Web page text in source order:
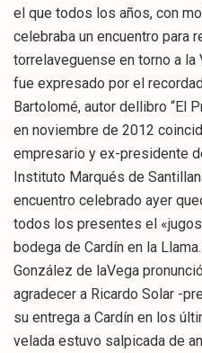
el que todos los años, con
celebraba un encuentro para
torrelaveguense en torno a la
fue expresado por el
Bartolomé, autor dellibro “El
en noviembre de 2012
empresario y ex-presidente
Instituto Marqués de
encuentro celebrado ayer
todos los presentes el
bodega de Cardín en la
González de laVega
agradecer a Ricardo Solar -
su entrega a Cardín en los
velada estuvo salpicada de